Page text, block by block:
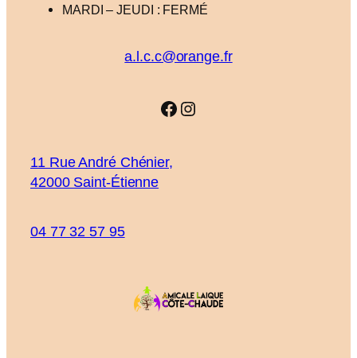
MARDI – JEUDI : FERMÉ
a.l.c.c@orange.fr
Facebook Instagram
11 Rue André Chénier,
42000 Saint-Étienne
04 77 32 57 95